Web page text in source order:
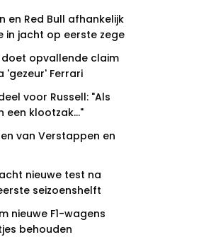
en Red Bull afhankelijk
in jacht op eerste zege
opvallende claim
'gezeur' Ferrari
voor Russell: "Als
een klootzak..."
van Verstappen en
nieuwe test na
seizoenshelft
nieuwe F1-wagens
behouden